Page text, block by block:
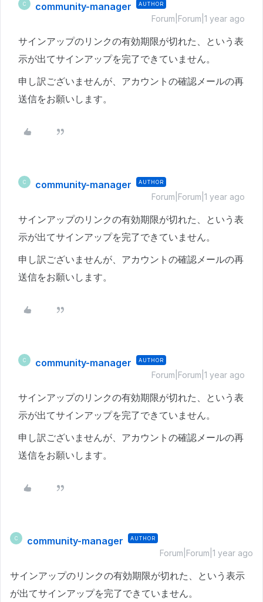
C community-manager AUTHOR
Forum|Forum|1 year ago
サインアップのリンクの有効期限が切れた、という表
示が出てサインアップを完了できていません。
申し訳ございませんが、アカウントの確認メールの再
送信をお願いします。
C community-manager AUTHOR
Forum|Forum|1 year ago
サインアップのリンクの有効期限が切れた、という表
示が出てサインアップを完了できていません。
申し訳ございませんが、アカウントの確認メールの再
送信をお願いします。
C community-manager AUTHOR
Forum|Forum|1 year ago
サインアップのリンクの有効期限が切れた、という表
示が出てサインアップを完了できていません。
申し訳ございませんが、アカウントの確認メールの再
送信をお願いします。
C community-manager AUTHOR
Forum|Forum|1 year ago
サインアップのリンクの有効期限が切れた、という表示
が出てサインアップを完了できていません。